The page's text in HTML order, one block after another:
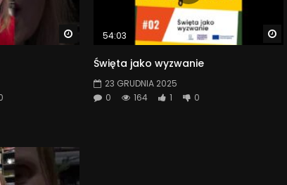
Watch Later
54:03
Święta jako wyzwanie
23 GRUDNIA 2025
0
164 1 0